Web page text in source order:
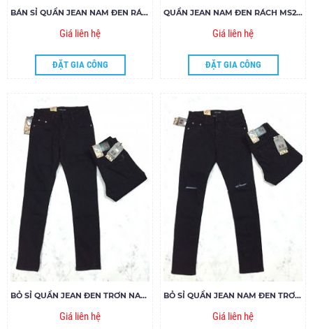
BÁN SỈ QUẦN JEAN NAM ĐEN RÁCH MS283-V160
Giá liên hệ
ĐẶT GIA CÔNG
QUẦN JEAN NAM ĐEN RÁCH MS281-B160
Giá liên hệ
ĐẶT GIA CÔNG
BỎ SỈ QUẦN JEAN ĐEN TRƠN NAM SKINNY MS01-L150
Giá liên hệ
BỎ SỈ QUẦN JEAN NAM ĐEN TRƠN RÁCH GỐI MS354-J155
Giá liên hệ